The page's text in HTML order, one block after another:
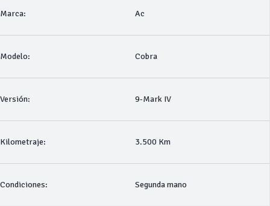
Marca: Ac
Modelo: Cobra
Versión: 9-Mark IV
Kilometraje: 3.500 Km
Condiciones: Segunda mano